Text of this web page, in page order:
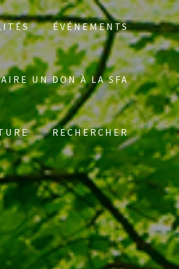
ÉVÉNEMENTS
UN DON À LA SFA
RECHERCHER
Search
for: